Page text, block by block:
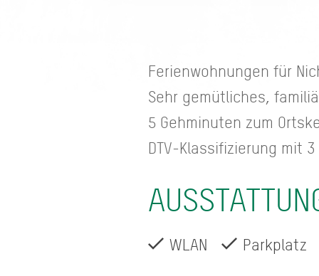
Ferienwohnungen für
Sehr gemütliches,
5 Gehminuten zum
DTV-Klassifizierung mit
WLAN Parkplatz